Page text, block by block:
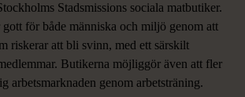
Stadsmissions sociala matbutiker.
för både människa och miljö genom att
riskerar att bli svinn, med ett särskilt
Butikerna möjliggör även att fler
arbetsmarknaden genom arbetsträning.